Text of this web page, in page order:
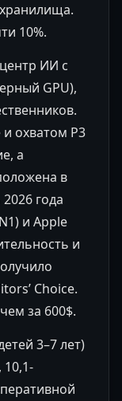
10%.
ИИ с
GPU),
охватом P3
а
в
года
и Apple
и
Choice.
за 600$.
3–7 лет)